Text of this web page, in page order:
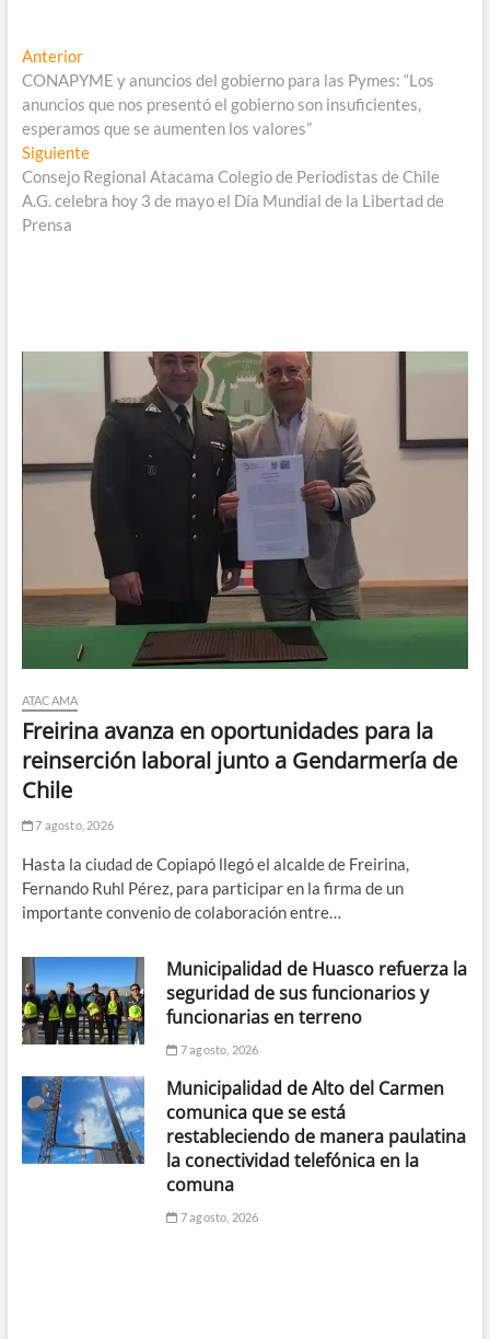
Navegación
de
entradas
AnteriorEntrada
anterior:
CONAPYME y anuncios del gobierno para las Pymes: “Los
anuncios que nos presentó el gobierno son insuficientes,
esperamos que se aumenten los valores”
SiguienteEntrada
siguiente:
Consejo Regional Atacama Colegio de Periodistas de Chile
A.G. celebra hoy 3 de mayo el Día Mundial de la Libertad de
Prensa
ATACAMA
Freirina avanza en oportunidades para la
reinserción laboral junto a Gendarmería de
Chile
7 agosto, 2026
Hasta la ciudad de Copiapó llegó el alcalde de Freirina,
Fernando Ruhl Pérez, para participar en la firma de un
importante convenio de colaboración entre…
Municipalidad de Huasco refuerza la
seguridad de sus funcionarios y
funcionarias en terreno
7 agosto, 2026
Municipalidad de Alto del Carmen
comunica que se está
restableciendo de manera paulatina
la conectividad telefónica en la
comuna
7 agosto, 2026